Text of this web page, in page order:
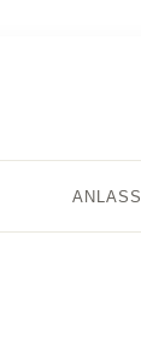
ANLASS